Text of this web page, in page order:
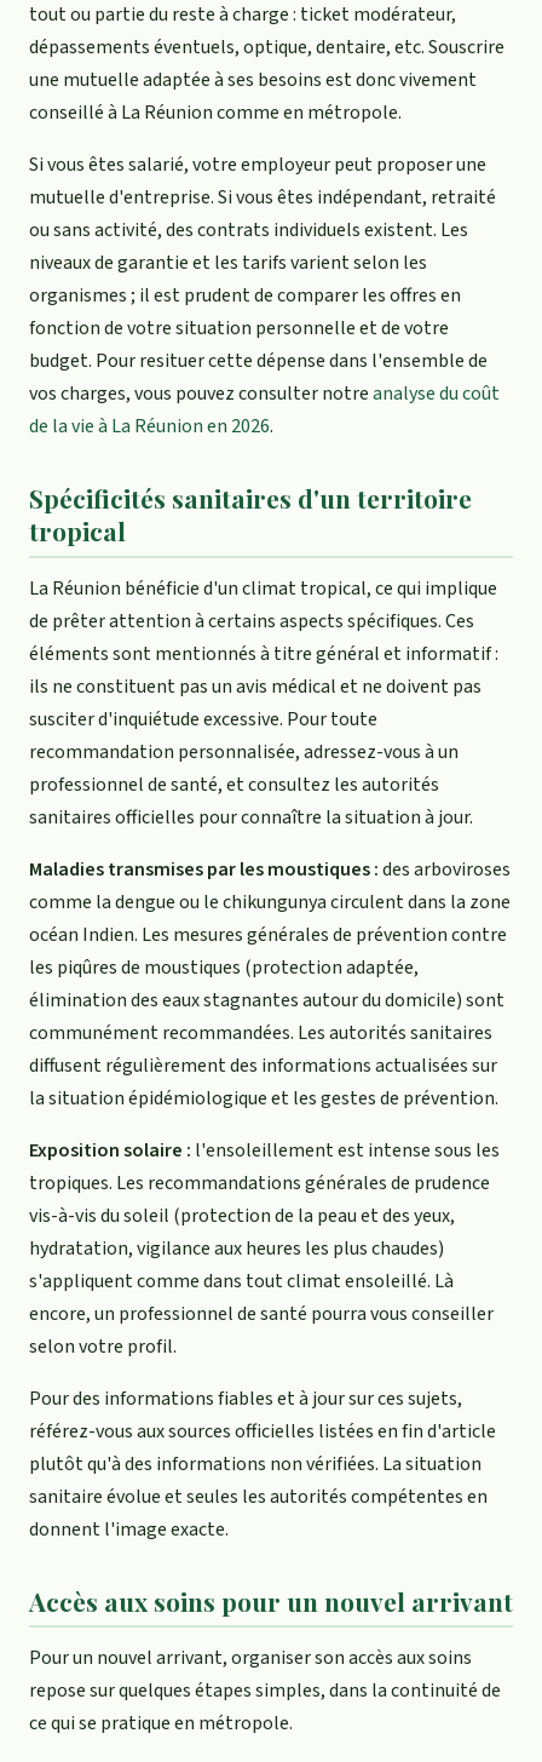
tout ou partie du reste à charge : ticket modérateur,
dépassements éventuels, optique, dentaire, etc. Souscrire
une mutuelle adaptée à ses besoins est donc vivement
conseillé à La Réunion comme en métropole.
Si vous êtes salarié, votre employeur peut proposer une
mutuelle d'entreprise. Si vous êtes indépendant, retraité
ou sans activité, des contrats individuels existent. Les
niveaux de garantie et les tarifs varient selon les
organismes ; il est prudent de comparer les offres en
fonction de votre situation personnelle et de votre
budget. Pour resituer cette dépense dans l'ensemble de
vos charges, vous pouvez consulter notreanalyse du coût
de la vie à La Réunion en 2026.
Spécificités sanitaires d'un territoire
tropical
La Réunion bénéficie d'un climat tropical, ce qui implique
de prêter attention à certains aspects spécifiques. Ces
éléments sont mentionnés à titre général et informatif :
ils ne constituent pas un avis médical et ne doivent pas
susciter d'inquiétude excessive. Pour toute
recommandation personnalisée, adressez-vous à un
professionnel de santé, et consultez les autorités
sanitaires officielles pour connaître la situation à jour.
Maladies transmises par les moustiques :des arboviroses
comme la dengue ou le chikungunya circulent dans la zone
océan Indien. Les mesures générales de prévention contre
les piqûres de moustiques (protection adaptée,
élimination des eaux stagnantes autour du domicile) sont
communément recommandées. Les autorités sanitaires
diffusent régulièrement des informations actualisées sur
la situation épidémiologique et les gestes de prévention.
Exposition solaire : l'ensoleillement est intense sous les
tropiques. Les recommandations générales de prudence
vis-à-vis du soleil (protection de la peau et des yeux,
hydratation, vigilance aux heures les plus chaudes)
s'appliquent comme dans tout climat ensoleillé. Là
encore, un professionnel de santé pourra vous conseiller
selon votre profil.
Pour des informations fiables et à jour sur ces sujets,
référez-vous aux sources officielles listées en fin d'article
plutôt qu'à des informations non vérifiées. La situation
sanitaire évolue et seules les autorités compétentes en
donnent l'image exacte.
Accès aux soins pour un nouvel arrivant
Pour un nouvel arrivant, organiser son accès aux soins
repose sur quelques étapes simples, dans la continuité de
ce qui se pratique en métropole.